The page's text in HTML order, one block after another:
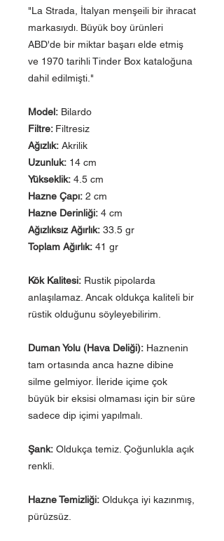
"La Strada, İtalyan menşeili bir ihracat
markasıydı. Büyük boy ürünleri
ABD'de bir miktar başarı elde etmiş
ve 1970 tarihli Tinder Box kataloğuna
dahil edilmişti."
Model: Bilardo
Filtre: Filtresiz
Ağızlık: Akrilik
Uzunluk: 14 cm
Yükseklik: 4.5 cm
Hazne Çapı: 2 cm
Hazne Derinliği: 4 cm
Ağızlıksız Ağırlık: 33.5 gr
Toplam Ağırlık: 41 gr
Kök Kalitesi: Rustik pipolarda
anlaşılamaz. Ancak oldukça kaliteli bir
rüstik olduğunu söyleyebilirim.
Duman Yolu (Hava Deliği): Haznenin
tam ortasında anca hazne dibine
silme gelmiyor. İleride içime çok
büyük bir eksisi olmaması için bir süre
sadece dip içimi yapılmalı.
Şank: Oldukça temiz. Çoğunlukla açık
renkli.
Hazne Temizliği: Oldukça iyi kazınmış,
pürüzsüz.